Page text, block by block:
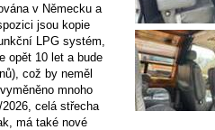
v Německu a
jsou kopie
LPG systém,
opět 10 let a bude
což by neměl
mnoho
celá střecha
má také nové